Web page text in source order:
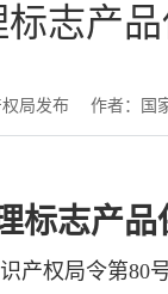
标志产
局发布 作者：国
标志产品
产权局令第80